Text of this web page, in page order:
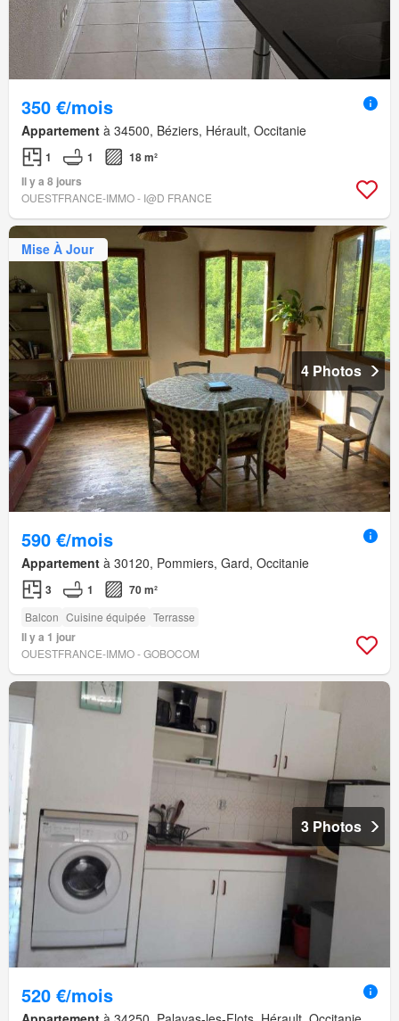
350 €/mois
Appartement à 34500, Béziers, Hérault, Occitanie
1 1
18 m²
Il y a 8 jours
OUESTFRANCE-IMMO - I@D FRANCE
Mise À Jour
4 Photos
590 €/mois
Appartement à 30120, Pommiers, Gard, Occitanie
3 1 70 m²
Balcon Cuisine équipée Terrasse
Il y a 1 jour
OUESTFRANCE-IMMO - GOBOCOM
3 Photos
520 €/mois